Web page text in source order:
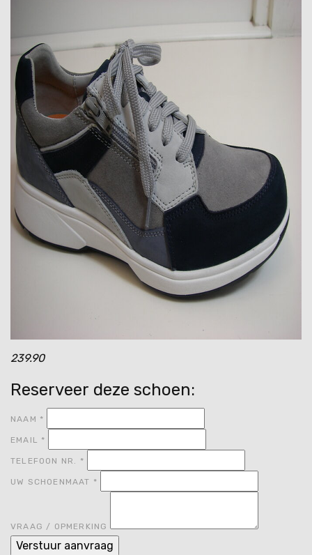
239.90
Reserveer deze schoen:
NAAM *
EMAIL *
TELEFOON NR. *
UW SCHOENMAAT *
VRAAG / OPMERKING